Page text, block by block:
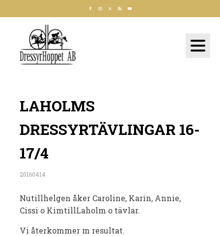
LAHOLMS
DRESSYRTÄVLINGAR 16-
17/4
20160414
Nutillhelgen åker Caroline, Karin, Annie,
Cissi o KimtillLaholm o tävlar.
Vi återkommer m resultat.